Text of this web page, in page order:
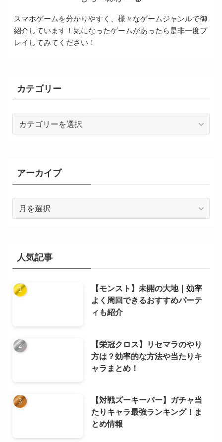
スマホゲームを分かりやすく、様々なゲームジャンルで御
紹介しています！気になったゲームがあったら是非一度プ
レイしてみてください！
カテゴリー
ーアーカイブ
人気記事
【モンスト】未開の大地｜効率
よく周回できるおすすめパーテ
ィも紹介
【栄冠クロス】リセマラのやり
方は？効率的な方法や当たりキ
ャラまとめ！
【対戦ズーキーパー】ガチャ当
たりキャラ最強ランキング！ま
とめ情報